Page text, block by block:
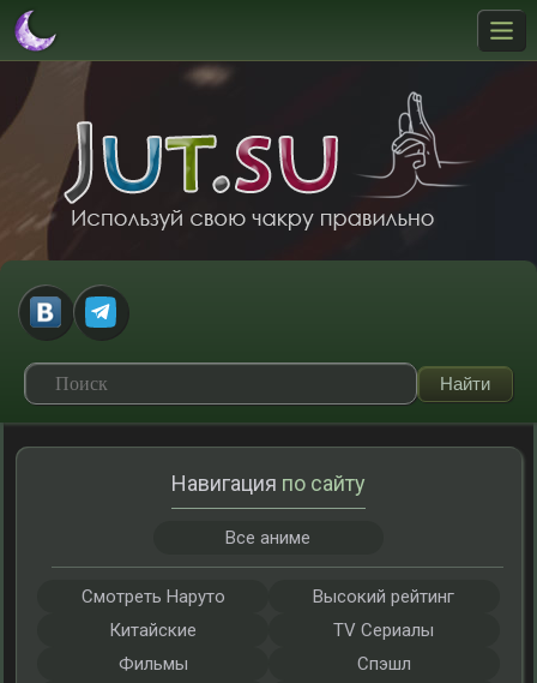
Навигация по сайту
Все аниме
Смотреть Наруто
Высокий рейтинг
Китайские
TV Сериалы
Фильмы
Спэшл